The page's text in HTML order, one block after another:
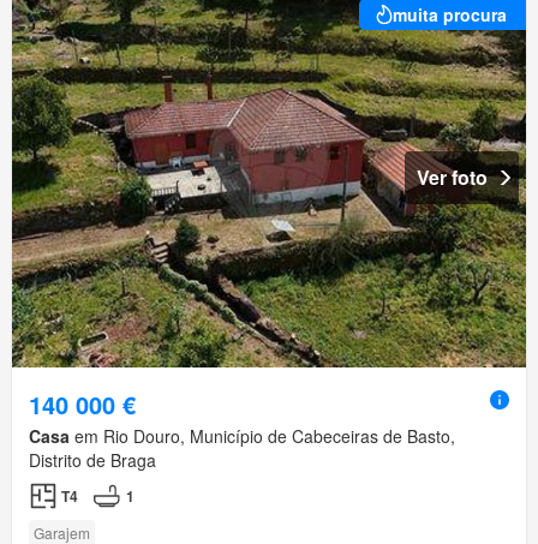
muita procura
Ver foto
140 000 €
Casa em Rio Douro, Município de Cabeceiras de Basto,
Distrito de Braga
T4 1
Garajem